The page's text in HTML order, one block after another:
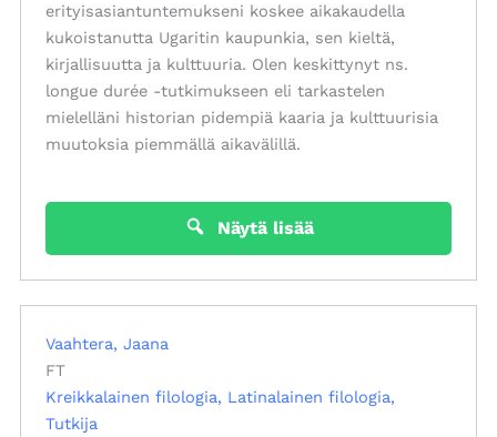
erityisasiantuntemukseni koskee aikakaudella
kukoistanutta Ugaritin kaupunkia, sen kieltä,
kirjallisuutta ja kulttuuria. Olen keskittynyt ns.
longue durée -tutkimukseen eli tarkastelen
mielelläni historian pidempiä kaaria ja kulttuurisia
muutoksia piemmällä aikavälillä.
Näytä lisää
Vaahtera, Jaana
FT
Kreikkalainen filologia Latinalainen filologia
Tutkija